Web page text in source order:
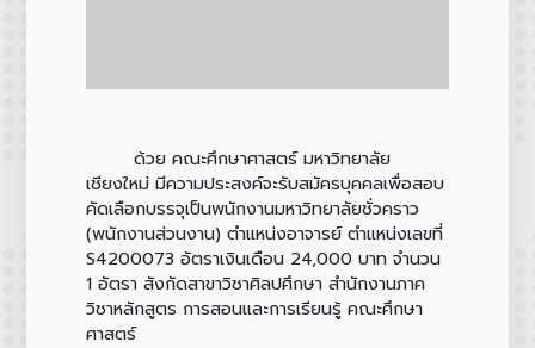
ด้วย คณะศึกษาศาสตร์ มหาวิทยาลัย
เชียงใหม่ มีความประสงค์จะรับสมัครบุคคลเพื่อสอบ
คัดเลือกบรรจุเป็นพนักงานมหาวิทยาลัยชั่วคราว
(พนักงานส่วนงาน) ตำแหน่งอาจารย์ ตำแหน่งเลขที่
S4200073 อัตราเงินเดือน 24,000 บาท จำนวน
1 อัตรา สังกัดสาขาวิชาศิลปศึกษา สำนักงานภาค
วิชาหลักสูตร การสอนและการเรียนรู้ คณะศึกษา
ศาสตร์